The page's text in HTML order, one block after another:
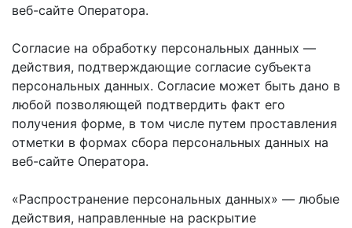
веб-сайте Оператора.
Согласие на обработку персональных данных —
действия, подтверждающие согласие субъекта
персональных данных. Согласие может быть дано в
любой позволяющей подтвердить факт его
получения форме, в том числе путем проставления
отметки в формах сбора персональных данных на
веб-сайте Оператора.
«Распространение персональных данных» — любые
действия, направленные на раскрытие